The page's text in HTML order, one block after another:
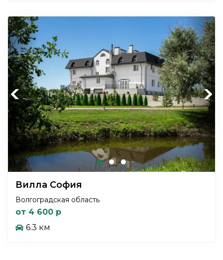
Previous Next
Вилла София
Волгоградская область
от 4 600 р
6.3 км